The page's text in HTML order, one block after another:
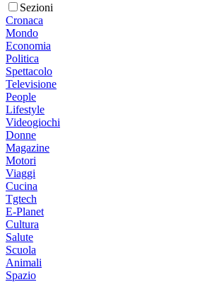
Sezioni
Cronaca
Mondo
Economia
Politica
Spettacolo
Televisione
People
Lifestyle
Videogiochi
Donne
Magazine
Motori
Viaggi
Cucina
Tgtech
E-Planet
Cultura
Salute
Scuola
Animali
Spazio